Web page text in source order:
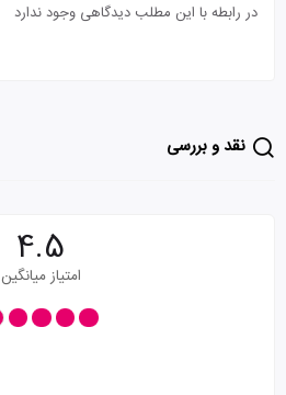
در رابطه با این مطلب دیدگاهی وجود ندارد
نقد و بررسی
4.5
امتیاز میانگین